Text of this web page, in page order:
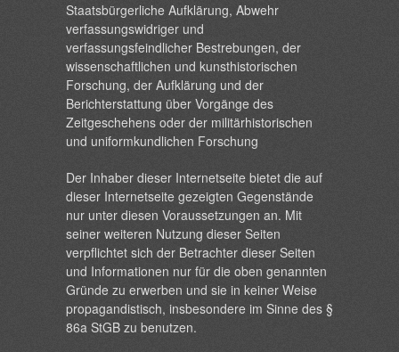
Staatsbürgerliche Aufklärung, Abwehr
verfassungswidriger und
verfassungsfeindlicher Bestrebungen, der
wissenschaftlichen und kunsthistorischen
Forschung, der Aufklärung und der
Berichterstattung über Vorgänge des
Zeitgeschehens oder der militärhistorischen
und uniformkundlichen Forschung
Der Inhaber dieser Internetseite bietet die auf
dieser Internetseite gezeigten Gegenstände
nur unter diesen Voraussetzungen an. Mit
seiner weiteren Nutzung dieser Seiten
verpflichtet sich der Betrachter dieser Seiten
und Informationen nur für die oben genannten
Gründe zu erwerben und sie in keiner Weise
propagandistisch, insbesondere im Sinne des §
86a StGB zu benutzen.